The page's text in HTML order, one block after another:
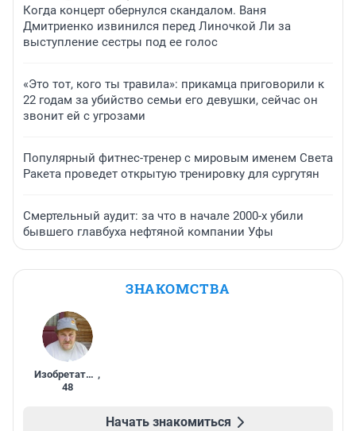
Когда концерт обернулся скандалом. Ваня
Дмитриенко извинился перед Линочкой Ли за
выступление сестры под ее голос
«Это тот, кого ты травила»: прикамца приговорили к
22 годам за убийство семьи его девушки, сейчас он
звонит ей с угрозами
Популярный фитнес-тренер с мировым именем Света
Ракета проведет открытую тренировку для сургутян
Смертельный аудит: за что в начале 2000-х убили
бывшего главбуха нефтяной компании Уфы
ЗНАКОМСТВА
Изобретатель ,
48
Начать знакомиться